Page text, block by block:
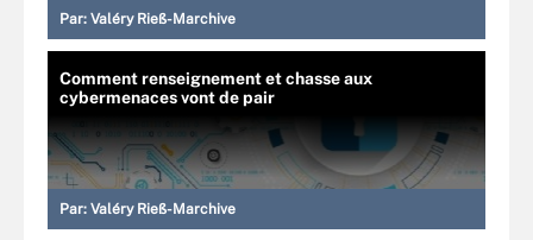
Par: Valéry Rieß-Marchive
Comment renseignement et chasse aux
cybermenaces vont de pair
Par: Valéry Rieß-Marchive